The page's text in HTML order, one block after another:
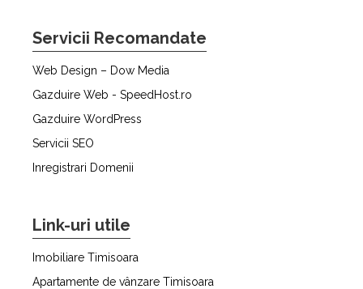
Servicii Recomandate
Web Design – Dow Media
Gazduire Web - SpeedHost.ro
Gazduire WordPress
Servicii SEO
Inregistrari Domenii
Link-uri utile
Imobiliare Timisoara
Apartamente de vânzare Timisoara